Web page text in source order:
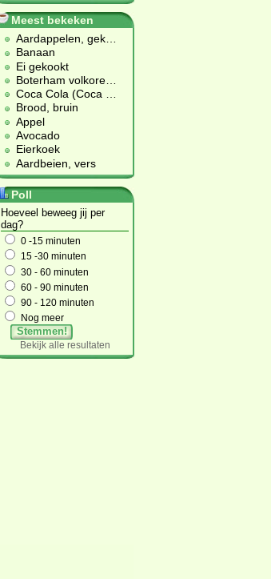
Meest bekeken
Aardappelen, gek
Banaan
Ei gekookt
Boterham volkore
Coca Cola (Coca
Brood, bruin
Appel
Avocado
Eierkoek
Aardbeien, vers
Poll
Hoeveel beweeg jij per
dag?
0 -15 minuten
15 -30 minuten
30 - 60 minuten
60 - 90 minuten
90 - 120 minuten
Nog meer
Stemmen!
Bekijk alle resultaten